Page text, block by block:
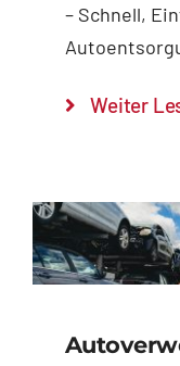
– Schnell,
Weiter